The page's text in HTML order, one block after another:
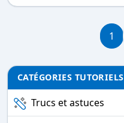
1
CATÉGORIES TUTORIELS
Trucs et astuces